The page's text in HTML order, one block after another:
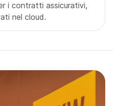
i contratti assicurativi,
nel cloud.